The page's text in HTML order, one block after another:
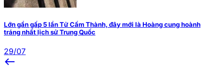
Lớn gần gấp 5 lần Tử Cấm Thành, đây mới là Hoàng cung hoành
tráng nhất lịch sử Trung Quốc
29/07
west